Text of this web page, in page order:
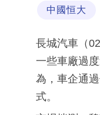
中國恒大
長城汽車（
一些車廠過
為，車企通
式。